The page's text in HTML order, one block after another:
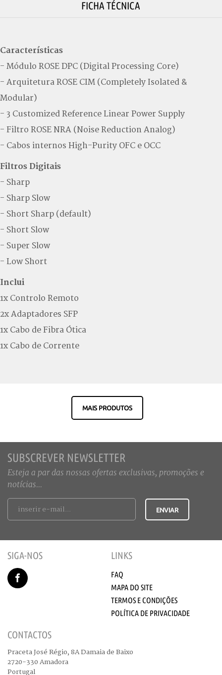
FICHA TÉCNICA
Características
- Módulo ROSE DPC (Digital Processing Core)
- Arquitetura ROSE CIM (Completely Isolated &
Modular)
- 3 Customized Reference Linear Power Supply
- Filtro ROSE NRA (Noise Reduction Analog)
- Cabos internos High-Purity OFC e OCC
Filtros Digitais
- Sharp
- Sharp Slow
- Short Sharp (default)
- Short Slow
- Super Slow
- Low Short
Inclui
1x Controlo Remoto
2x Adaptadores SFP
1x Cabo de Fibra Ótica
1x Cabo de Corrente
MAIS PRODUTOS
SUBSCREVER NEWSLETTER
Esteja a par das nossas ofertas exclusivas, promoções e
notícias...
SIGA-NOS LINKS
FAQ
MAPA DO SITE
TERMOS E CONDIÇÕES
POLÍTICA DE PRIVACIDADE
CONTACTOS
Praceta José Régio, 8A Damaia de Baixo
2720-330 Amadora
Portugal